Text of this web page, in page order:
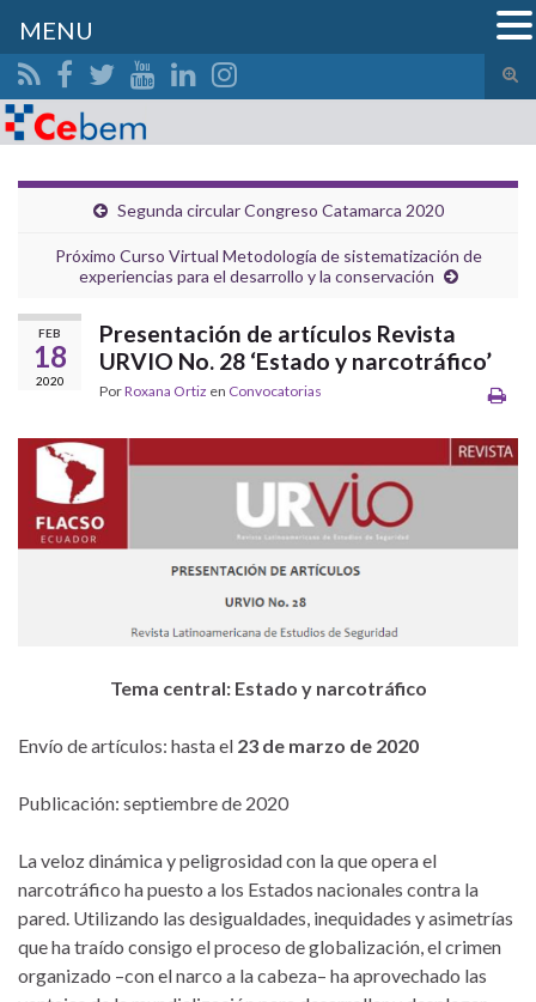
el
Search for:
Segunda circular Congreso Catamarca 2020
Próximo Curso Virtual Metodología de sistematización de
experiencias para el desarrollo y la conservación
FEB
18
2020
Presentación de artículos Revista
URVIO No. 28 ‘Estado y narcotráfico’
PorRoxana Ortiz en Convocatorias
Tema central: Estado y narcotráfico
Envío de artículos: hasta el 23 de marzo de 2020
Publicación: septiembre de 2020
La veloz dinámica y peligrosidad con la que opera el
narcotráfico ha puesto a los Estados nacionales contra la
pared. Utilizando las desigualdades, inequidades y asimetrías
que ha traído consigo el proceso de globalización, el crimen
organizado –con el narco a la cabeza– ha aprovechado las
MENU